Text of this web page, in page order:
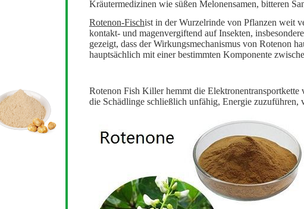
Kräutermedizinen wie süßen Melonensamen, bitteren
Rotenon-Fischist in der Wurzelrinde von Pflanzen weit
kontakt- und magenvergiftend auf Insekten,
gezeigt, dass der Wirkungsmechanismus von Rotenon
hauptsächlich mit einer bestimmten Komponente
Rotenon Fish Killer hemmt die
die Schädlinge schließlich unfähig, Energie zuzuführen,